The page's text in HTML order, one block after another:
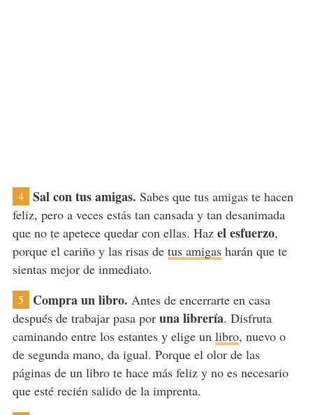
4 Sal con tus amigas. Sabes que tus amigas te hacen
feliz, pero a veces estás tan cansada y tan desanimada
que no te apetece quedar con ellas. Haz el esfuerzo,
porque el cariño y las risas de tus amigasharán que te
sientas mejor de inmediato.
5 Compra un libro. Antes de encerrarte en casa
después de trabajar pasa por una librería. Disfruta
caminando entre los estantes y elige un libro, nuevo o
de segunda mano, da igual. Porque el olor de las
páginas de un libro te hace más feliz y no es necesario
que esté recién salido de la imprenta.